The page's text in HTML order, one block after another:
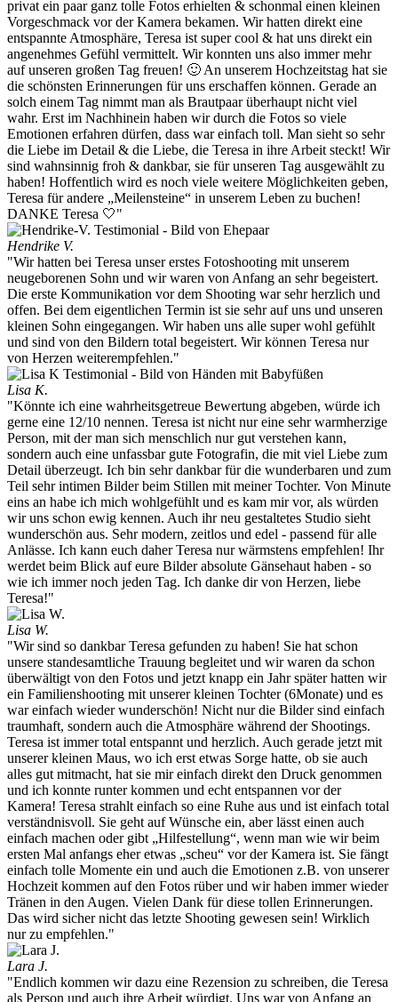
privat ein paar ganz tolle Fotos erhielten & schonmal einen kleinen
Vorgeschmack vor der Kamera bekamen. Wir hatten direkt eine
entspannte Atmosphäre, Teresa ist super cool & hat uns direkt ein
angenehmes Gefühl vermittelt. Wir konnten uns also immer mehr
auf unseren großen Tag freuen! 🙂 An unserem Hochzeitstag hat sie
die schönsten Erinnerungen für uns erschaffen können. Gerade an
solch einem Tag nimmt man als Brautpaar überhaupt nicht viel
wahr. Erst im Nachhinein haben wir durch die Fotos so viele
Emotionen erfahren dürfen, dass war einfach toll. Man sieht so sehr
die Liebe im Detail & die Liebe, die Teresa in ihre Arbeit steckt! Wir
sind wahnsinnig froh & dankbar, sie für unseren Tag ausgewählt zu
haben! Hoffentlich wird es noch viele weitere Möglichkeiten geben,
Teresa für andere „Meilensteine“ in unserem Leben zu buchen!
DANKE Teresa 🤍"
Hendrike V.
"Wir hatten bei Teresa unser erstes Fotoshooting mit unserem
neugeborenen Sohn und wir waren von Anfang an sehr begeistert.
Die erste Kommunikation vor dem Shooting war sehr herzlich und
offen. Bei dem eigentlichen Termin ist sie sehr auf uns und unseren
kleinen Sohn eingegangen. Wir haben uns alle super wohl gefühlt
und sind von den Bildern total begeistert. Wir können Teresa nur
von Herzen weiterempfehlen."
Lisa K.
"Könnte ich eine wahrheitsgetreue Bewertung abgeben, würde ich
gerne eine 12/10 nennen. Teresa ist nicht nur eine sehr warmherzige
Person, mit der man sich menschlich nur gut verstehen kann,
sondern auch eine unfassbar gute Fotografin, die mit viel Liebe zum
Detail überzeugt. Ich bin sehr dankbar für die wunderbaren und zum
Teil sehr intimen Bilder beim Stillen mit meiner Tochter. Von Minute
eins an habe ich mich wohlgefühlt und es kam mir vor, als würden
wir uns schon ewig kennen. Auch ihr neu gestaltetes Studio sieht
wunderschön aus. Sehr modern, zeitlos und edel - passend für alle
Anlässe. Ich kann euch daher Teresa nur wärmstens empfehlen! Ihr
werdet beim Blick auf eure Bilder absolute Gänsehaut haben - so
wie ich immer noch jeden Tag. Ich danke dir von Herzen, liebe
Teresa!"
Lisa W.
"Wir sind so dankbar Teresa gefunden zu haben! Sie hat schon
unsere standesamtliche Trauung begleitet und wir waren da schon
überwältigt von den Fotos und jetzt knapp ein Jahr später hatten wir
ein Familienshooting mit unserer kleinen Tochter (6Monate) und es
war einfach wieder wunderschön! Nicht nur die Bilder sind einfach
traumhaft, sondern auch die Atmosphäre während der Shootings.
Teresa ist immer total entspannt und herzlich. Auch gerade jetzt mit
unserer kleinen Maus, wo ich erst etwas Sorge hatte, ob sie auch
alles gut mitmacht, hat sie mir einfach direkt den Druck genommen
und ich konnte runter kommen und echt entspannen vor der
Kamera! Teresa strahlt einfach so eine Ruhe aus und ist einfach total
verständnisvoll. Sie geht auf Wünsche ein, aber lässt einen auch
einfach machen oder gibt „Hilfestellung“, wenn man wie wir beim
ersten Mal anfangs eher etwas „scheu“ vor der Kamera ist. Sie fängt
einfach tolle Momente ein und auch die Emotionen z.B. von unserer
Hochzeit kommen auf den Fotos rüber und wir haben immer wieder
Tränen in den Augen. Vielen Dank für diese tollen Erinnerungen.
Das wird sicher nicht das letzte Shooting gewesen sein! Wirklich
nur zu empfehlen."
Lara J.
"Endlich kommen wir dazu eine Rezension zu schreiben, die Teresa
als Person und auch ihre Arbeit würdigt. Uns war von Anfang an